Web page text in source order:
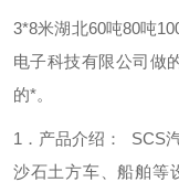
3*8米湖北60吨80吨
电子科技有限公司做
的*。
1．产品介绍：
SCS
沙石土方车、船舶等